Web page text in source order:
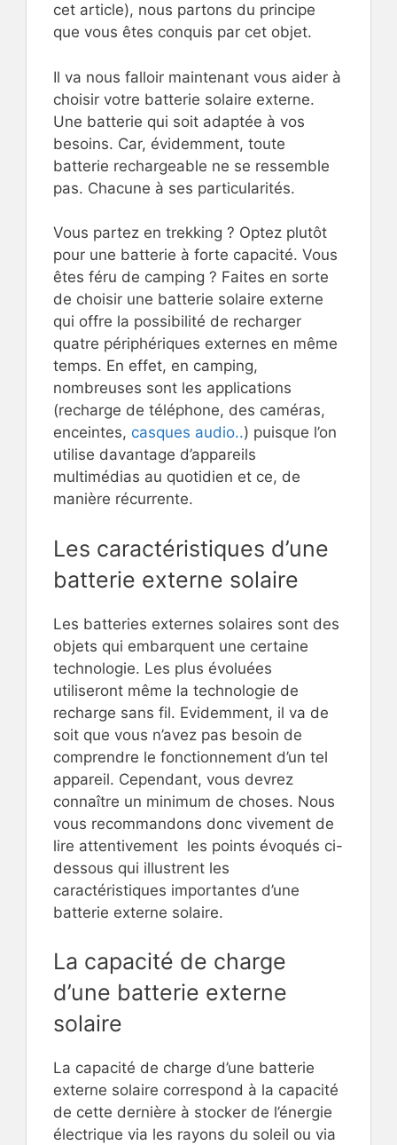
cet article), nous partons du principe
que vous êtes conquis par cet objet.
Il va nous falloir maintenant vous aider à
choisir votre batterie solaire externe.
Une batterie qui soit adaptée à vos
besoins. Car, évidemment, toute
batterie rechargeable ne se ressemble
pas. Chacune à ses particularités.
Vous partez en trekking ? Optez plutôt
pour une batterie à forte capacité. Vous
êtes féru de camping ? Faites en sorte
de choisir une batterie solaire externe
qui offre la possibilité de recharger
quatre périphériques externes en même
temps. En effet, en camping,
nombreuses sont les applications
(recharge de téléphone, des caméras,
enceintes, casques audio..) puisque l’on
utilise davantage d’appareils
multimédias au quotidien et ce, de
manière récurrente.
Les caractéristiques d’une
batterie externe solaire
Les batteries externes solaires sont des
objets qui embarquent une certaine
technologie. Les plus évoluées
utiliseront même la technologie de
recharge sans fil. Evidemment, il va de
soit que vous n’avez pas besoin de
comprendre le fonctionnement d’un tel
appareil. Cependant, vous devrez
connaître un minimum de choses. Nous
vous recommandons donc vivement de
lire attentivement les points évoqués ci-
dessous qui illustrent les
caractéristiques importantes d’une
batterie externe solaire.
La capacité de charge
d’une batterie externe
solaire
La capacité de charge d’une batterie
externe solaire correspond à la capacité
de cette dernière à stocker de l’énergie
électrique via les rayons du soleil ou via